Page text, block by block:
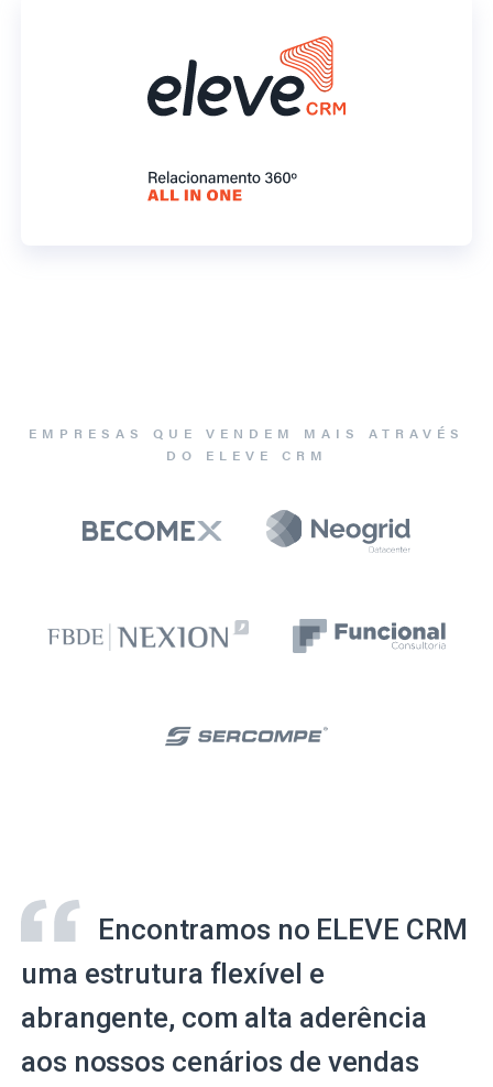
EMPRESAS QUE VENDEM MAIS ATRAVÉS
DO ELEVE CRM
Encontramos no ELEVE CRM
uma estrutura flexível e
abrangente, com alta aderência
aos nossos cenários de vendas